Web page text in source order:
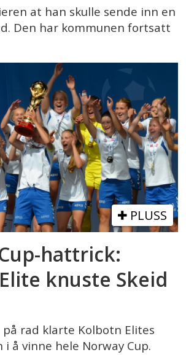
at han skulle sende inn en
Den har kommunen fortsatt
PLUSS
hattrick:
knuste Skeid
rad klarte Kolbotn Elites
å vinne hele Norway Cup.